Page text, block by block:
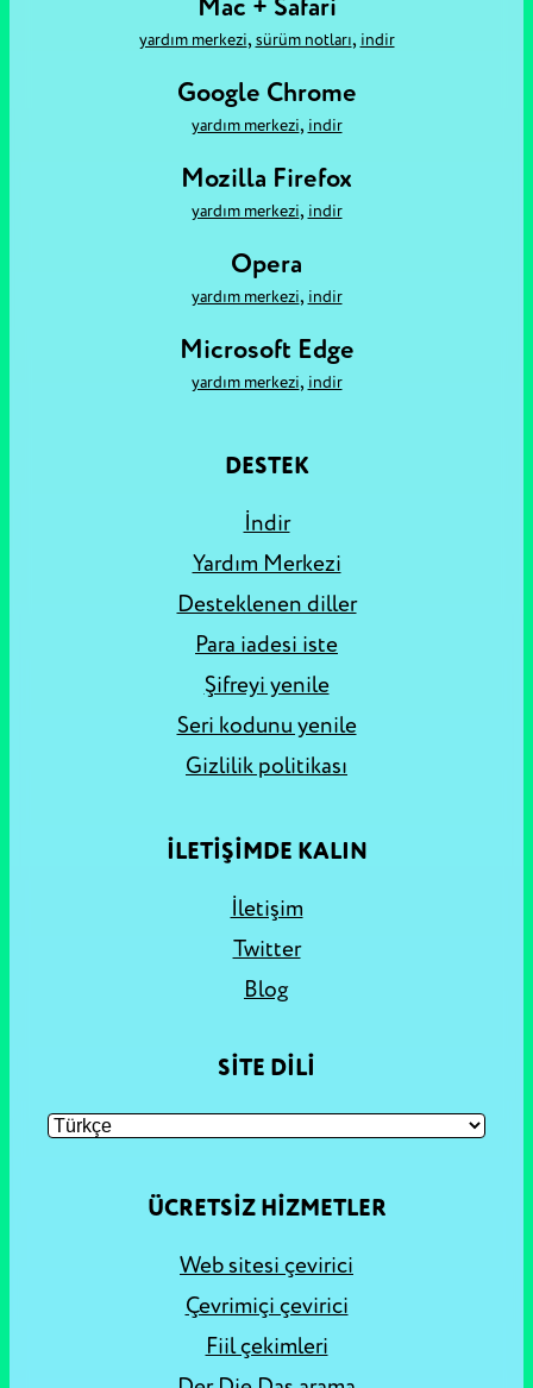
Mac + Safari
yardım merkezi, sürüm notları, i̇ndir
Google Chrome
yardım merkezi, i̇ndir
Mozilla Firefox
yardım merkezi, i̇ndir
Opera
yardım merkezi, i̇ndir
Microsoft Edge
yardım merkezi, i̇ndir
DESTEK
İndir
Yardım Merkezi
Desteklenen diller
Para iadesi iste
Şifreyi yenile
Seri kodunu yenile
Gizlilik politikası
İLETİŞİMDE KALIN
İletişim
Twitter
Blog
SITE DILI
ÜCRETSIZ HIZMETLER
Web sitesi çevirici
Çevrimiçi çevirici
Fiil çekimleri